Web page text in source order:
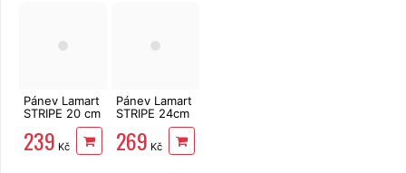
Pánev Lamart
STRIPE 20 cm
239 Kč
Pánev Lamart
STRIPE 24cm
269 Kč